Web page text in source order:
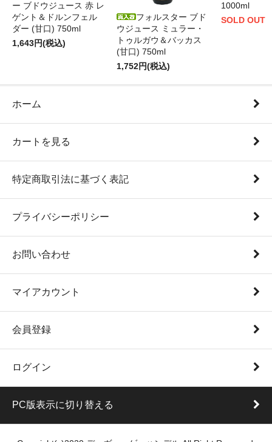
ー ブドウジュース 赤 レ
ゲント＆ドルンフェル
ダー (甘口) 750ml
1,643円(税込)
フォルスター ブド
ウジュース ミュラー・
トゥルガウ＆バッカス
(甘口) 750ml
1,752円(税込)
1000ml
SOLD OUT
ホーム
カートを見る
特定商取引法に基づく表記
プライバシーポリシー
お問い合わせ
マイアカウント
会員登録
ログイン
PC版表示に切り替える